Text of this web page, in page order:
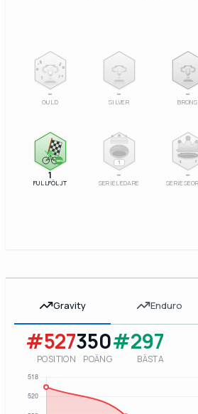
Gravity Enduro
#527
POSITION
350
POÄNG
#297
BÄSTA
–
GULD
–
SILVER
3
–
BRONS
100%
1
FULLFÖLJT
1
–
SERIELEDARE
–